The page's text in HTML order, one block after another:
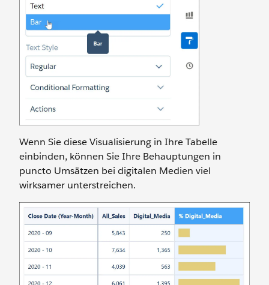
Wenn Sie diese Visualisierung in Ihre Tabelle
einbinden, können Sie Ihre Behauptungen in
puncto Umsätzen bei digitalen Medien viel
wirksamer unterstreichen.